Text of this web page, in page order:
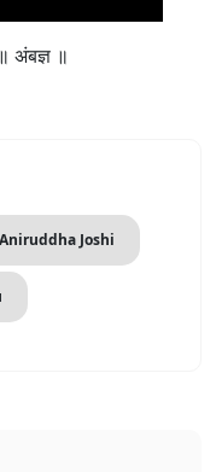
अंबज्ञ ॥
Joshi